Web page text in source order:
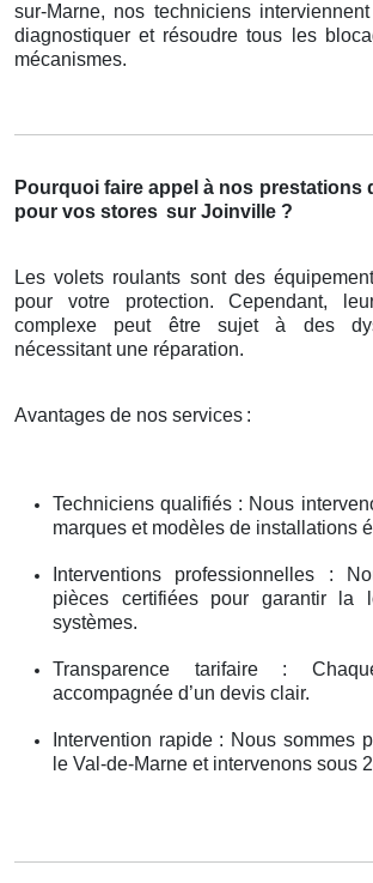
sur-Marne, nos techniciens
diagnostiquer et résoudre tous les
mécanismes.
Pourquoi faire appel à nos prestations
pour vos stores sur Joinville ?
Les volets roulants sont des
pour votre protection. Cependant,
complexe peut être sujet à des
nécessitant une réparation.
Avantages de nos services :
Techniciens qualifiés : Nous
marques et modèles de installations
Interventions professionnelles :
pièces certifiées pour garantir la
systèmes.
Transparence tarifaire :
accompagnée d’un devis clair.
Intervention rapide : Nous sommes
le Val-de-Marne et intervenons sous